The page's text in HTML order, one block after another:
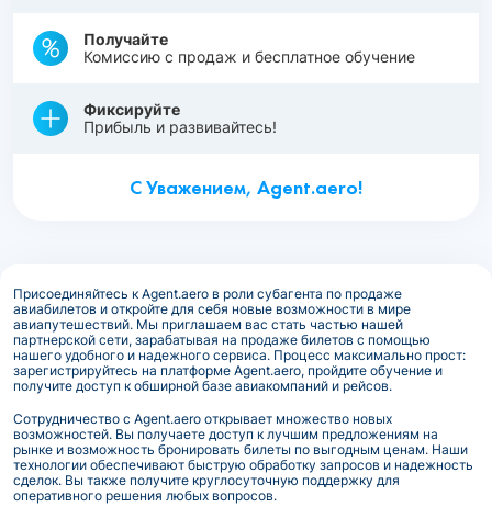
Получайте
Комиссию с продаж и бесплатное обучение
Фиксируйте
Прибыль и развивайтесь!
С Уважением, Agent.aero!
Присоединяйтесь к Agent.aero в роли субагента по продаже
авиабилетов и откройте для себя новые возможности в мире
авиапутешествий. Мы приглашаем вас стать частью нашей
партнерской сети, зарабатывая на продаже билетов с помощью
нашего удобного и надежного сервиса. Процесс максимально прост:
зарегистрируйтесь на платформе Agent.aero, пройдите обучение и
получите доступ к обширной базе авиакомпаний и рейсов.
Сотрудничество с Agent.aero открывает множество новых
возможностей. Вы получаете доступ к лучшим предложениям на
рынке и возможность бронировать билеты по выгодным ценам. Наши
технологии обеспечивают быструю обработку запросов и надежность
сделок. Вы также получите круглосуточную поддержку для
оперативного решения любых вопросов.